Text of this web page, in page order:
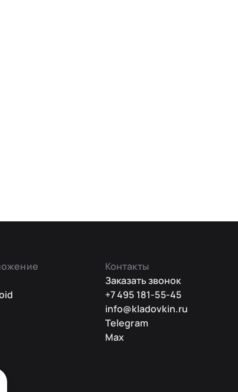
Контакты
Заказать звонок
+7 495 181-55-45
info@kladovkin.ru
Telegram
Max